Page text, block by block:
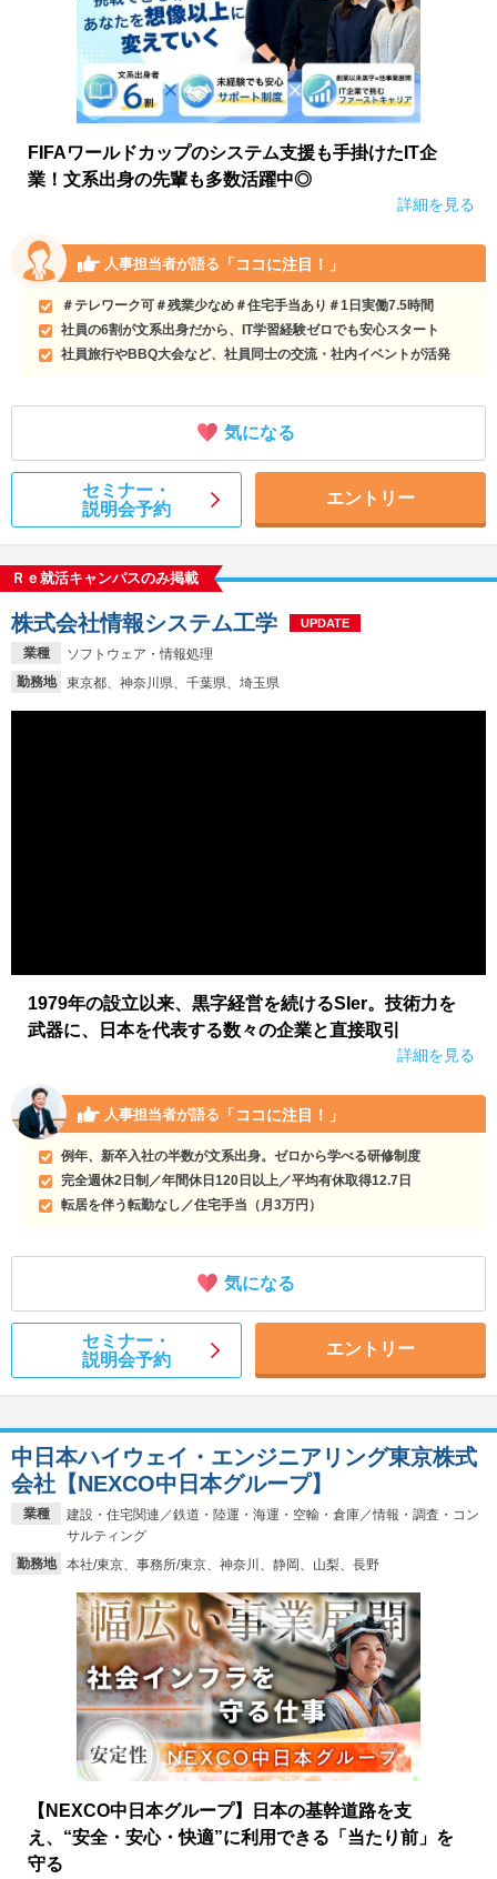
FIFAワールドカップのシステム支援も手掛けたIT企
業！文系出身の先輩も多数活躍中◎
詳細を見る
人事担当者が語る 「ココに注目！」
＃テレワーク可＃残業少なめ＃住宅手当あり＃1日実働7.5時間
社員の6割が文系出身だから、IT学習経験ゼロでも安心スタート
社員旅行やBBQ大会など、社員同士の交流・社内イベントが活発
気になる
セミナー・
説明会予約
エントリー
Ｒｅ就活キャンパスのみ掲載
業種
ソフトウェア・情報処理
勤務地
東京都、神奈川県、千葉県、埼玉県
株式会社情報システム工学 UPDATE
1979年の設立以来、黒字経営を続けるSIer。技術力を
武器に、日本を代表する数々の企業と直接取引
詳細を見る
人事担当者が語る 「ココに注目！」
例年、新卒入社の半数が文系出身。ゼロから学べる研修制度
完全週休2日制／年間休日120日以上／平均有休取得12.7日
転居を伴う転勤なし／住宅手当（月3万円）
気になる
セミナー・
説明会予約
エントリー
業種
建設・住宅関連／鉄道・陸運・海運・空輸・倉庫／情報・調査・コン
サルティング
勤務地
本社/東京、事務所/東京、神奈川、静岡、山梨、長野
中日本ハイウェイ・エンジニアリング東京株式
会社【NEXCO中日本グループ】
【NEXCO中日本グループ】日本の基幹道路を支
え、“安全・安心・快適”に利用できる「当たり前」を
守る